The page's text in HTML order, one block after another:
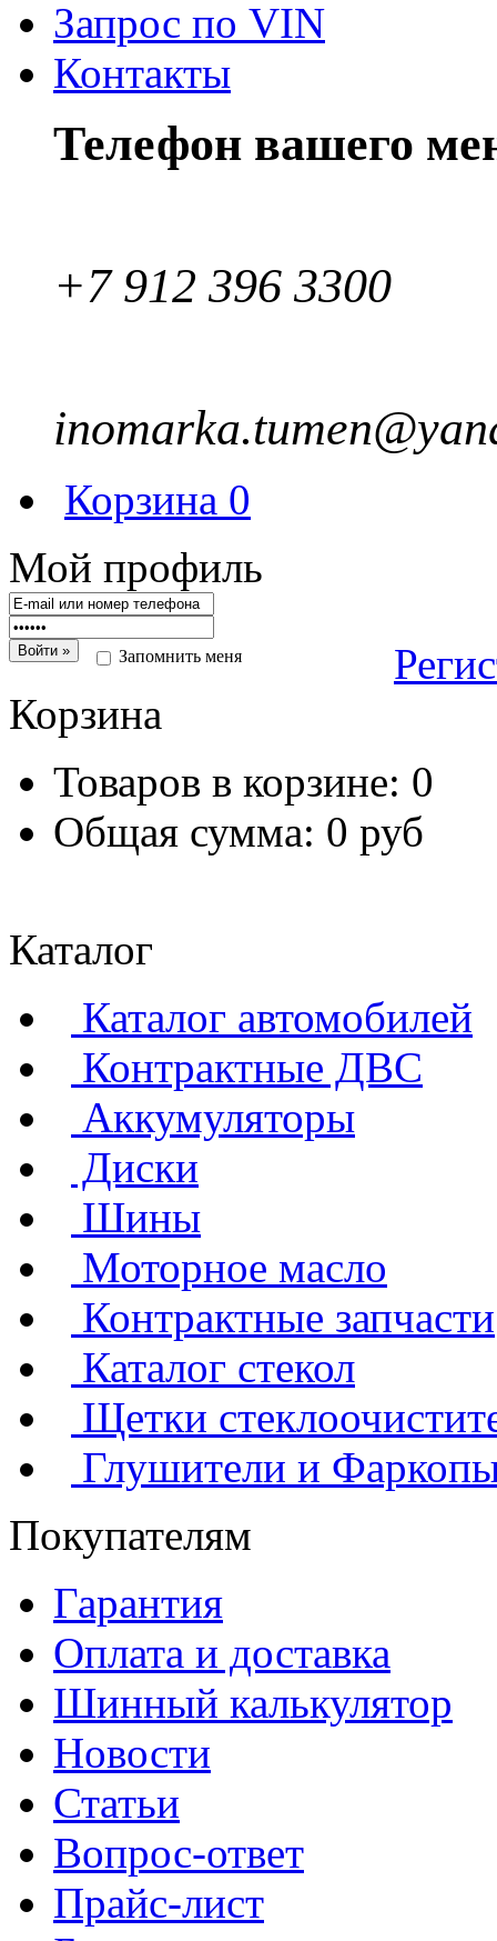
Запрос по VIN
Контакты
Телефон вашего
+7 912 396 3300
Корзина 0
Мой профиль
Запомнить меня
Корзина
Товаров в корзине: 0
Общая сумма: 0 руб
Каталог
Каталог автомобилей
Контрактные ДВС
Аккумуляторы
Диски
Шины
Моторное масло
Контрактные запчасти
Каталог стекол
Щетки
Глушители и
Покупателям
Гарантия
Оплата и доставка
Шинный калькулятор
Новости
Статьи
Вопрос-ответ
Прайс-лист